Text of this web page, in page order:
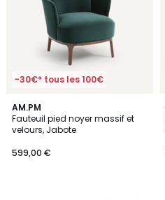
-30€* tous les 100€
AM.PM
Fauteuil pied noyer massif et
velours, Jabote
599,00 €
4,6
/ 5
2
Couleurs